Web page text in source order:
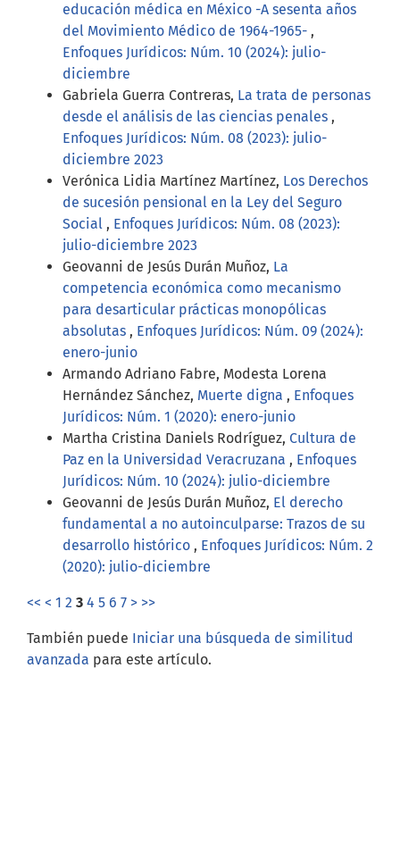
educación médica en México -A sesenta años
del Movimiento Médico de 1964-1965- ,
Enfoques Jurídicos: Núm. 10 (2024): julio-
diciembre
Gabriela Guerra Contreras, La trata de personas
desde el análisis de las ciencias penales ,
Enfoques Jurídicos: Núm. 08 (2023): julio-
diciembre 2023
Verónica Lidia Martínez Martínez, Los Derechos
de sucesión pensional en la Ley del Seguro
Social , Enfoques Jurídicos: Núm. 08 (2023):
julio-diciembre 2023
Geovanni de Jesús Durán Muñoz, La
competencia económica como mecanismo
para desarticular prácticas monopólicas
absolutas , Enfoques Jurídicos: Núm. 09 (2024):
enero-junio
Armando Adriano Fabre, Modesta Lorena
Hernández Sánchez, Muerte digna , Enfoques
Jurídicos: Núm. 1 (2020): enero-junio
Martha Cristina Daniels Rodríguez, Cultura de
Paz en la Universidad Veracruzana , Enfoques
Jurídicos: Núm. 10 (2024): julio-diciembre
Geovanni de Jesús Durán Muñoz, El derecho
fundamental a no autoinculparse: Trazos de su
desarrollo histórico , Enfoques Jurídicos: Núm. 2
(2020): julio-diciembre
<< < 1 2 3 4 5 6 7 > >>
También puede Iniciar una búsqueda de similitud
avanzada para este artículo.